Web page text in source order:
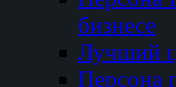
бизнесе
Лучший
Персона